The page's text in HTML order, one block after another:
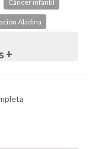
Cáncer infantil
Aladina
+